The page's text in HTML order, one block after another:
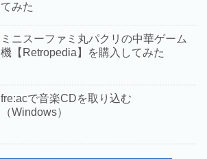
てみた
ミニスーファミ丸パクリの中華ゲーム
機【Retropedia】を購入してみた
fre:acで音楽CDを取り込む
（Windows）